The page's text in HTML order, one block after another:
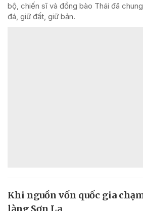
bộ, chiến sĩ và đồng bào Thái đã
đá, giữ đất, giữ bản.
Khi nguồn vốn quốc gia